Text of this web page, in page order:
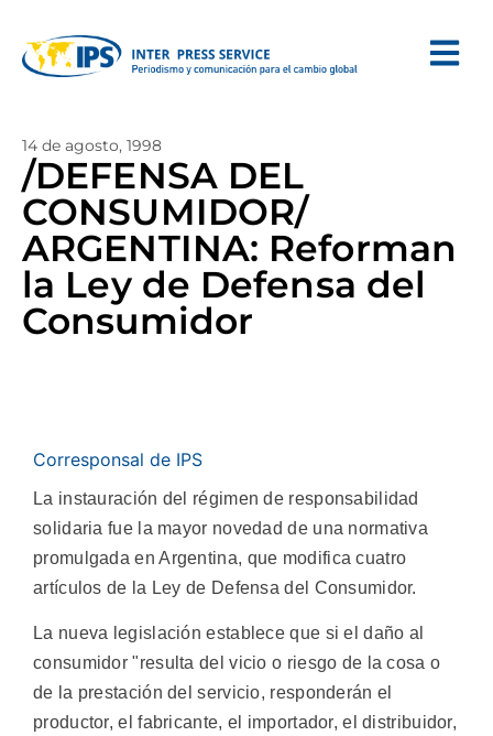
14 de agosto, 1998
/DEFENSA DEL
CONSUMIDOR/
ARGENTINA: Reforman
la Ley de Defensa del
Consumidor
Corresponsal de IPS
La instauración del régimen de responsabilidad
solidaria fue la mayor novedad de una normativa
promulgada en Argentina, que modifica cuatro
artículos de la Ley de Defensa del Consumidor.
La nueva legislación establece que si el daño al
consumidor "resulta del vicio o riesgo de la cosa o
de la prestación del servicio, responderán el
productor, el fabricante, el importador, el distribuidor,